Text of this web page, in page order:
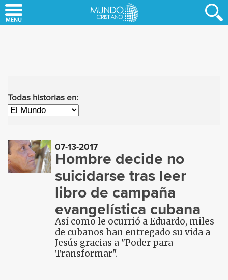
to
Todas historias en:
07-13-2017
Hombre decide no
suicidarse tras leer
libro de campaña
evangelística cubana
Así como le ocurrió a Eduardo, miles
de cubanos han entregado su vida a
Jesús gracias a "Poder para
Transformar".